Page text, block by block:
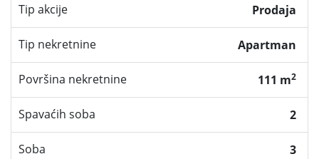
Tip akcije Prodaja
Tip nekretnine Apartman
Površina nekretnine 111 m2
Spavaćih soba 2
Soba 3